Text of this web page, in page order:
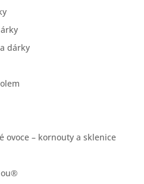
dárky
ovoce – kornouty a sklenice